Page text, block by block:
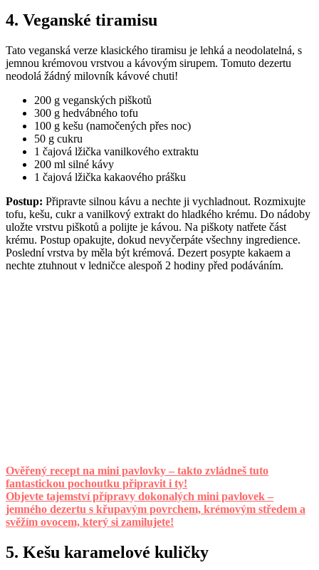
4. Veganské tiramisu
Tato veganská verze klasického tiramisu je lehká a neodolatelná, s
jemnou krémovou vrstvou a kávovým sirupem. Tomuto dezertu
neodolá žádný milovník kávové chuti!
200 g veganských piškotů
300 g hedvábného tofu
100 g kešu (namočených přes noc)
50 g cukru
1 čajová lžička vanilkového extraktu
200 ml silné kávy
1 čajová lžička kakaového prášku
Postup: Připravte silnou kávu a nechte ji vychladnout. Rozmixujte
tofu, kešu, cukr a vanilkový extrakt do hladkého krému. Do nádoby
uložte vrstvu piškotů a polijte je kávou. Na piškoty natřete část
krému. Postup opakujte, dokud nevyčerpáte všechny ingredience.
Poslední vrstva by měla být krémová. Dezert posypte kakaem a
nechte ztuhnout v ledničce alespoň 2 hodiny před podáváním.
Ověřený recept na mini pavlovky – takto zvládneš tuto
fantastickou pochoutku připravit i ty!
Objevte tajemství přípravy dokonalých mini pavlovek –
jemného dezertu s křupavým povrchem, krémovým středem a
svěžím ovocem, který si zamilujete!
5. Kešu karamelové kuličky